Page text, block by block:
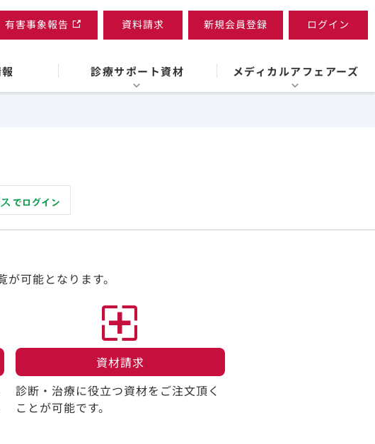
有害事象報告 資料請求 新規会員登録 ログイン
診療サポート資材 メディカルアフェアーズ
可能となります。
資材請求​
診断・治療に役立つ資材をご注文頂く
ことが可能です。